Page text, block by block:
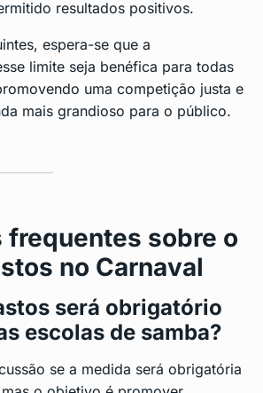
resultados positivos.
espera-se que a
limite seja benéfica para todas
uma competição justa e
mais grandioso para o público.
frequentes sobre o
no Carnaval
será obrigatório
escolas de samba?
se a medida será obrigatória